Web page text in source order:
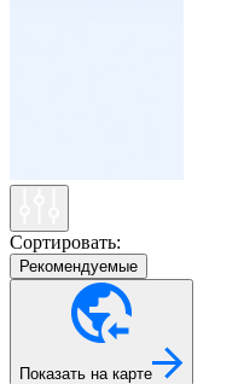
Сортировать:
Рекомендуемые
Показать на карте